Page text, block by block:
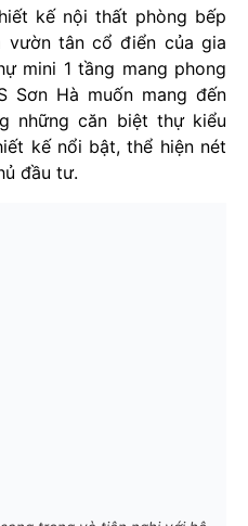
kế nội thất phòng bếp
vườn tân cổ điển của gia
mini 1 tầng mang phong
Sơn Hà muốn mang đến
những căn biệt thự kiểu
kế nổi bật, thể hiện nét
đầu tư.